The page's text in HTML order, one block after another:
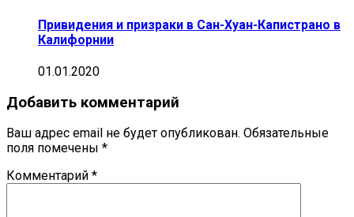
Привидения и призраки в Сан-Хуан-Капистрано в
Калифорнии
01.01.2020
Добавить комментарий
Ваш адрес email не будет опубликован. Обязательные
поля помечены *
Комментарий *